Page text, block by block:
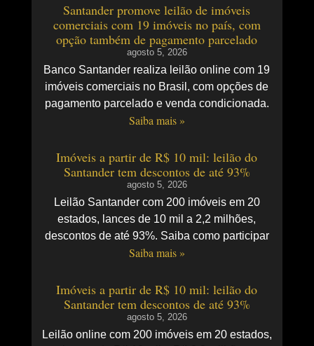
Santander promove leilão de imóveis
comerciais com 19 imóveis no país, com
opção também de pagamento parcelado
agosto 5, 2026
Banco Santander realiza leilão online com 19
imóveis comerciais no Brasil, com opções de
pagamento parcelado e venda condicionada.
Saiba mais »
Imóveis a partir de R$ 10 mil: leilão do
Santander tem descontos de até 93%
agosto 5, 2026
Leilão Santander com 200 imóveis em 20
estados, lances de 10 mil a 2,2 milhões,
descontos de até 93%. Saiba como participar
Saiba mais »
Imóveis a partir de R$ 10 mil: leilão do
Santander tem descontos de até 93%
agosto 5, 2026
Leilão online com 200 imóveis em 20 estados,